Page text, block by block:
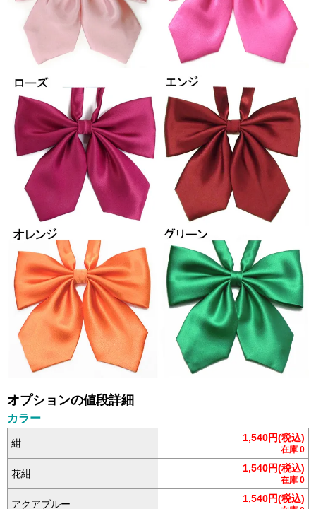
オプションの値段詳細
カラー
紺 1,540円(税込)
在庫 0
花紺 1,540円(税込)
在庫 0
アクアブルー 1,540円(税込)